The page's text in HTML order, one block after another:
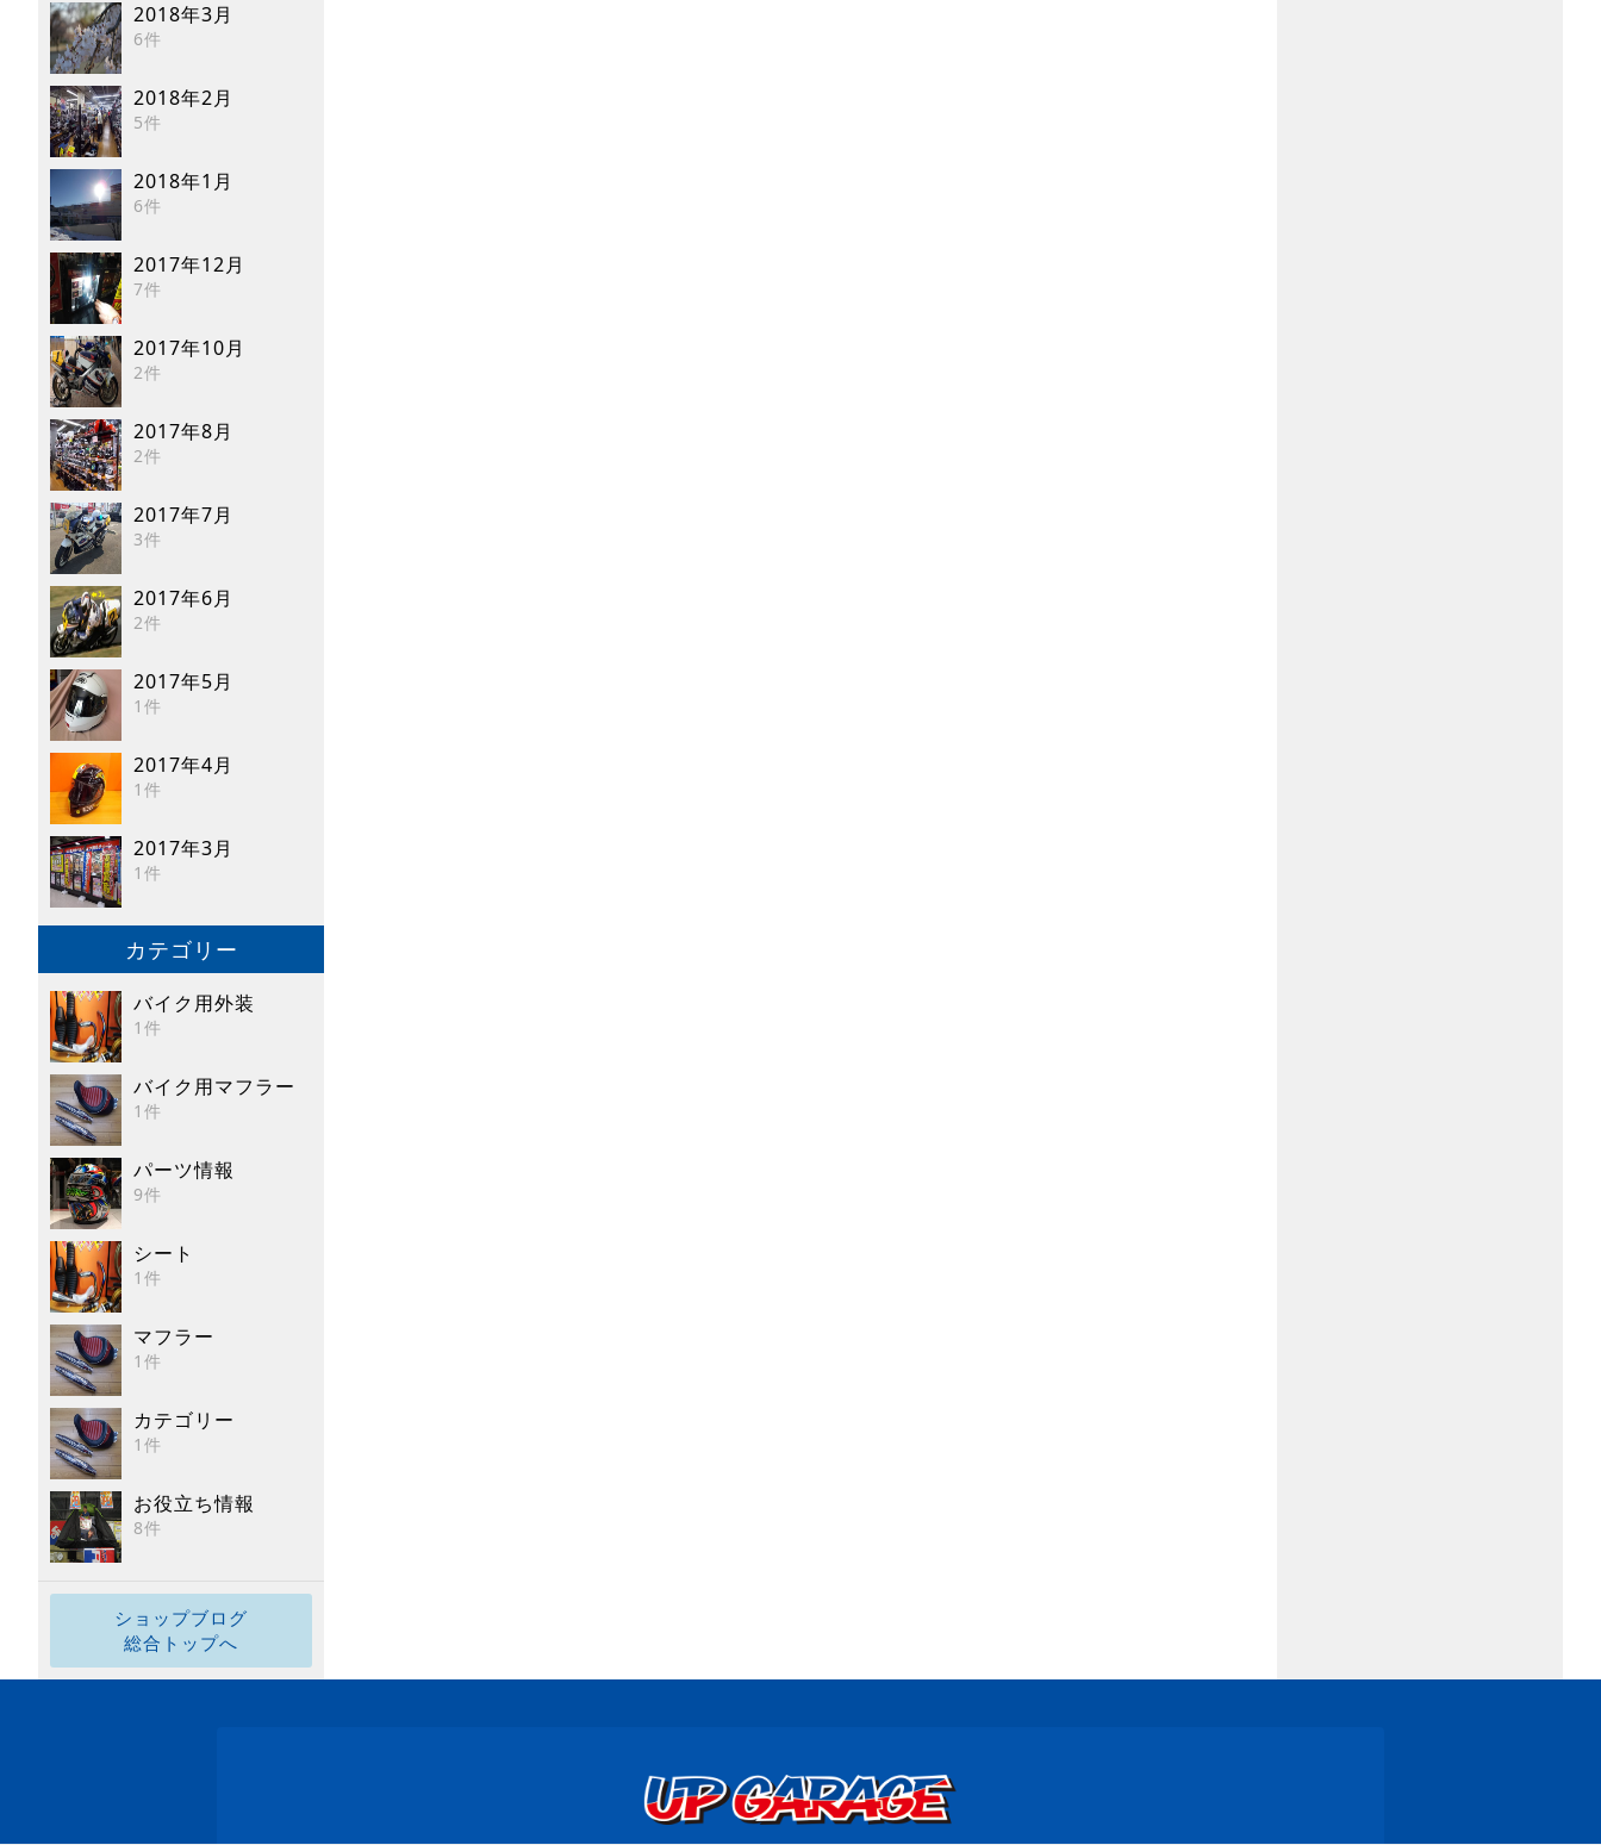
2018年3月
6件
2018年2月
5件
2018年1月
6件
2017年12月
7件
2017年10月
2件
2017年8月
2件
2017年7月
3件
2017年6月
2件
2017年5月
1件
2017年4月
1件
2017年3月
1件
カテゴリー
バイク用外装
1件
バイク用マフラー
1件
パーツ情報
9件
シート
1件
マフラー
1件
カテゴリー
1件
お役立ち情報
8件
ショップブログ
総合トップへ